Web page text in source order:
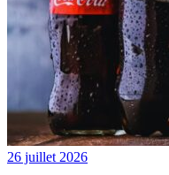
26 juillet 2026